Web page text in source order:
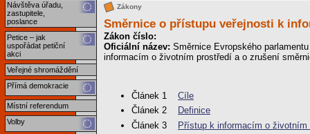
Návštěva úřadu,
zastupitele,
poslance
Petice – jak
uspořádat petiční
akci
Veřejné shromáždění
Přímá demokracie
Místní referendum
Volby
Zákony
Směrnice o přístupu veřejnosti k
Zákon číslo:
Oficiální název: Směrnice Evropského
informacím o životním prostředí a o zrušení
Článek 1 Cíle
Článek 2
Definice
Článek 3
Přístup k informacím o životním